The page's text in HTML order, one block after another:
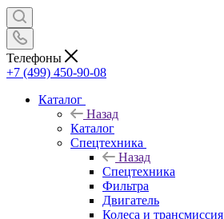
Телефоны
+7 (499) 450-90-08
Каталог
Назад
Каталог
Спецтехника
Назад
Спецтехника
Фильтра
Двигатель
Колеса и трансмиссия